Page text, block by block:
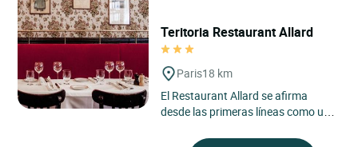
Teritoria Restaurant Allard
Paris18 km
El Restaurant Allard se afirma
desde las primeras líneas como una
el distrito 6 de...